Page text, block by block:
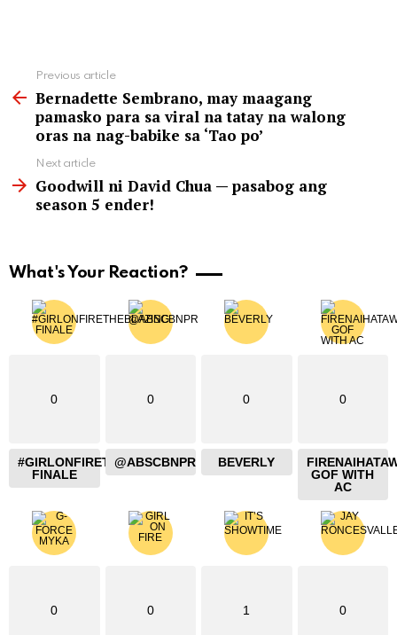
more
Previous article
Bernadette Sembrano, may maagang
pamasko para sa viral na tatay na walong
oras na nag-babike sa ‘Tao po’
Next article
Goodwill ni David Chua — pasabog ang
season 5 ender!
What's Your Reaction?
0
#GIRLONFIRETHEBLAZING
FINALE
0
@ABSCBNPR
0
BEVERLY
0
GOF WITH
AC
0 0 1 0